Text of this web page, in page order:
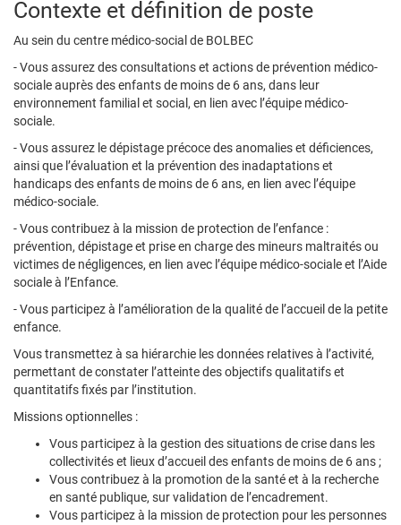
Contexte et définition de poste
Au sein du centre médico-social de BOLBEC
- Vous assurez des consultations et actions de prévention médico-
sociale auprès des enfants de moins de 6 ans, dans leur
environnement familial et social, en lien avec l’équipe médico-
sociale.
- Vous assurez le dépistage précoce des anomalies et déficiences,
ainsi que l’évaluation et la prévention des inadaptations et
handicaps des enfants de moins de 6 ans, en lien avec l’équipe
médico-sociale.
- Vous contribuez à la mission de protection de l’enfance :
prévention, dépistage et prise en charge des mineurs maltraités ou
victimes de négligences, en lien avec l’équipe médico-sociale et l’Aide
sociale à l’Enfance.
- Vous participez à l’amélioration de la qualité de l’accueil de la petite
enfance.
Vous transmettez à sa hiérarchie les données relatives à l’activité,
permettant de constater l’atteinte des objectifs qualitatifs et
quantitatifs fixés par l’institution.
Missions optionnelles :
Vous participez à la gestion des situations de crise dans les
collectivités et lieux d’accueil des enfants de moins de 6 ans ;
Vous contribuez à la promotion de la santé et à la recherche
en santé publique, sur validation de l’encadrement.
Vous participez à la mission de protection pour les personnes